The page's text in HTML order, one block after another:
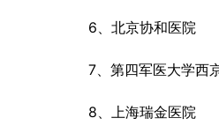
6、北京协和医院
7、第四军医大学西
8、上海瑞金医院